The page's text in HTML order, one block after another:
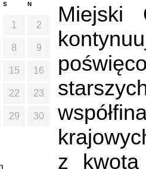
Miejski
z kwotą
S N
1 2
8 9
15 16
22 23
29 30